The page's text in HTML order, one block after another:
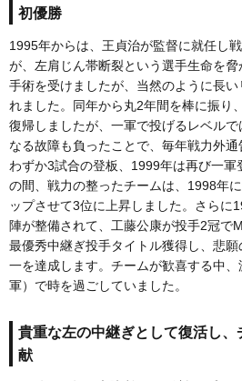
初優勝
1995年からは、王貞治が監督に就任し
が、左肩じん帯断裂という選手生命を
手術を受けましたが、当然のように長
れました。同年から丸2年間を棒に振り
復帰しましたが、一軍で投げるレベル
なる故障も負ったことで、毎年戦力外
わずか3試合の登板、1999年は再び一軍
の間、戦力の整ったチームは、1998年
ップさせて3位に上昇しました。さらに
陣が整備されて、工藤公康が投手2冠で
最優秀中継ぎ投手タイトル獲得し、悲
一を達成します。チームが歓喜する中
軍）で時を過ごしていました。
貴重な左の中継ぎとして復活し
献